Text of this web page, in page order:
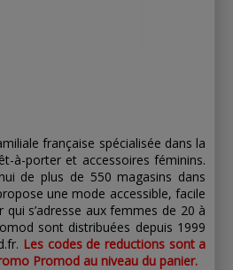
française spécialisée dans la
à-porter et accessoires féminins.
de plus de 550 magasins dans
une mode accessible, facile
s’adresse aux femmes de 20 à
sont distribuées depuis 1999
Les codes de reductions sont a
Promod au niveau du panier.